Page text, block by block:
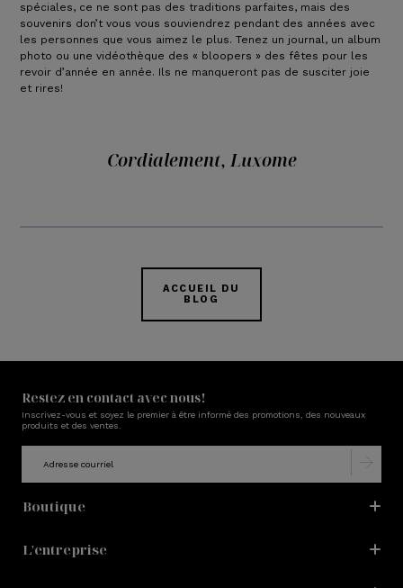
spéciales, ce ne sont pas des traditions parfaites, mais des
souvenirs don’t vous vous souviendrez pendant des années avec
les personnes que vous aimez le plus. Tenez un journal, un album
photo ou une vidéothèque des « bloopers » des fêtes pour les
revoir d’année en année. Ils ne manqueront pas de susciter joie
et rires!
Cordialement, Luxome
ACCUEIL DU
BLOG
Restez en contact avec nous!
Inscrivez-vous et soyez le premier à être informé des promotions, des nouveaux
produits et des ventes.
Boutique
L'entreprise